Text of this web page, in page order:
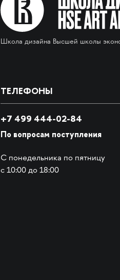
Школа дизайна Высшей школы
ТЕЛЕФОНЫ
+7 499 444-02-84
По вопросам поступления
С понедельника по пятницу
с 10:00 до 18:00